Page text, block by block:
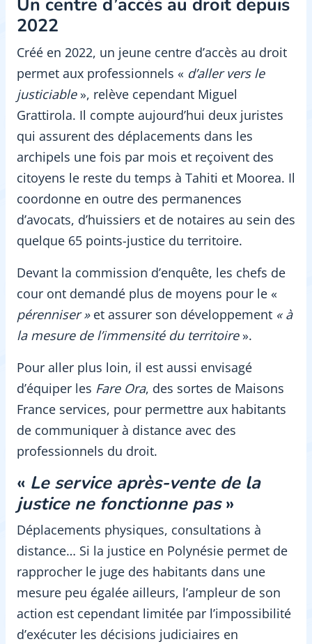
2022
Créé en 2022, un jeune centre d’accès au droit
permet aux professionnels « d’aller vers le
justiciable », relève cependant Miguel
Grattirola. Il compte aujourd’hui deux juristes
qui assurent des déplacements dans les
archipels une fois par mois et reçoivent des
citoyens le reste du temps à Tahiti et Moorea. Il
coordonne en outre des permanences
d’avocats, d’huissiers et de notaires au sein des
quelque 65 points-justice du territoire.
Devant la commission d’enquête, les chefs de
cour ont demandé plus de moyens pour le «
pérenniser » et assurer son développement « à
la mesure de l’immensité du territoire ».
Pour aller plus loin, il est aussi envisagé
d’équiper les Fare Ora, des sortes de Maisons
France services, pour permettre aux habitants
de communiquer à distance avec des
professionnels du droit.
« Le service après-vente de la
justice ne fonctionne pas»
Déplacements physiques, consultations à
distance… Si la justice en Polynésie permet de
rapprocher le juge des habitants dans une
mesure peu égalée ailleurs, l’ampleur de son
action est cependant limitée par l’impossibilité
d’exécuter les décisions judiciaires en